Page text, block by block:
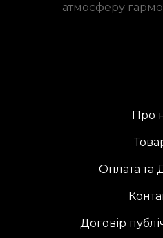
атмосферу
Про
Оплата та
Договір